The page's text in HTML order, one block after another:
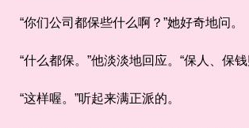
“你们公司都保些什么啊？”她好奇地问。
“什么都保。”他淡淡地回应。“保人、保钱
“这样喔。”听起来满正派的。